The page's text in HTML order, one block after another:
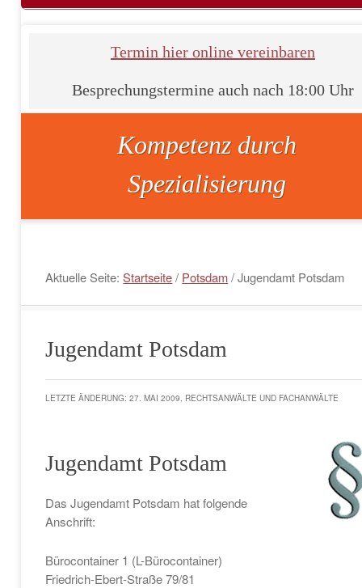
Termin hier online vereinbaren
Besprechungstermine auch nach 18:00 Uhr
Kompetenz durch
Spezialisierung
Aktuelle Seite:Startseite / Potsdam /Jugendamt Potsdam
Jugendamt Potsdam
LETZTE ÄNDERUNG: 27. MAI 2009, RECHTSANWÄLTE UND FACHANWÄLTE
Jugendamt Potsdam
Das Jugendamt Potsdam hat folgende
Anschrift:
Bürocontainer 1 (L-Bürocontainer)
Friedrich-Ebert-Straße 79/81